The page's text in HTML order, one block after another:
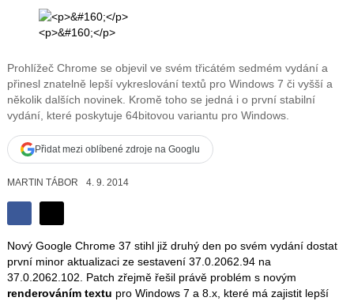
<p>&#160;</p>
Prohlížeč Chrome se objevil ve svém třicátém sedmém vydání a
přinesl znatelně lepší vykreslování textů pro Windows 7 či vyšší a
několik dalších novinek. Kromě toho se jedná i o první stabilní
vydání, které poskytuje 64bitovou variantu pro Windows.
Přidat mezi oblíbené zdroje na Googlu
MARTIN TÁBOR 4. 9. 2014
Sdílet
Sdílejte
na
Facebooku
na
síti
X
Nový Google Chrome 37 stihl již druhý den po svém vydání dostat
první minor aktualizaci ze sestavení 37.0.2062.94 na
37.0.2062.102. Patch zřejmě řešil právě problém s novým
renderováním textu pro Windows 7 a 8.x, které má zajistit lepší